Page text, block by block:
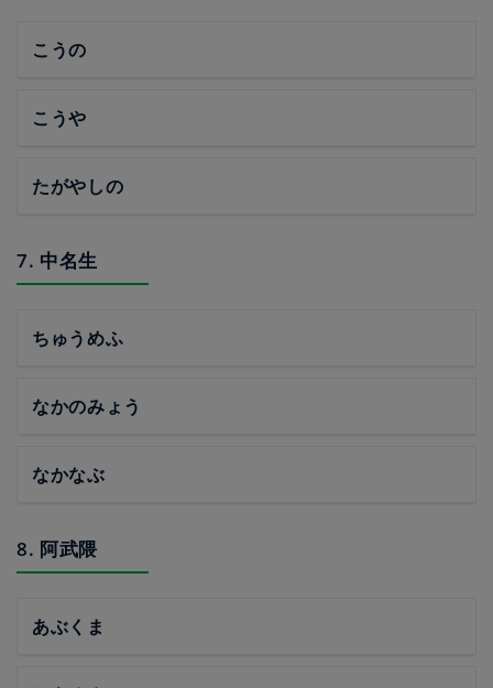
こうの
こうや
たがやしの
7. 中名生
ちゅうめふ
なかのみょう
なかなぶ
8. 阿武隈
あぶくま